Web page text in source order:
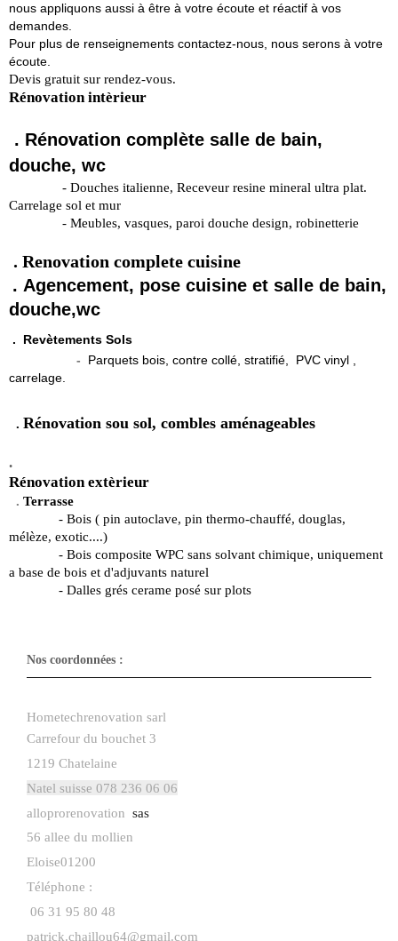
nous appliquons aussi à être à votre écoute et réactif à vos
demandes.
Pour plus de renseignements contactez-nous, nous serons à votre
écoute.
Devis gratuit sur rendez-vous.
Rénovation intèrieur
. Rénovation complète salle de bain,
douche, wc
- Douches italienne, Receveur resine mineral ultra plat.
Carrelage sol et mur
- Meubles, vasques, paroi douche design, robinetterie
. Renovation complete cuisine
. Agencement, pose cuisine et salle de bain,
douche,wc
. Revètements Sols
- Parquets bois, contre collé, stratifié, PVC vinyl ,
carrelage.
. Rénovation sou sol, combles aménageables
.
Rénovation extèrieur
. Terrasse
- Bois ( pin autoclave, pin thermo-chauffé, douglas,
mélèze, exotic....)
- Bois composite WPC sans solvant chimique, uniquement
a base de bois et d'adjuvants naturel
- Dalles grés cerame posé sur plots
Nos coordonnées :
Hometechrenovation sarl
Carrefour du bouchet 3
1219 Chatelaine
Natel suisse 078 236 06 06
alloprorenovation ​sas
56 allee du mollien
Eloise01200
Téléphone :
06 31 95 80 48
patrick.chaillou64@gmail.com